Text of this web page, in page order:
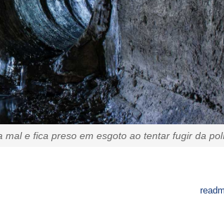
mal e fica preso em esgoto ao tentar fugir da